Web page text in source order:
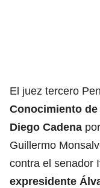
El juez tercero
Conocimiento
Diego Cadena
Guillermo
contra el senador
expresidente